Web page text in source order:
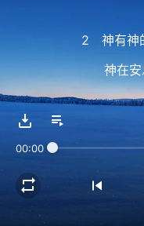
2 神有神
神在
00:00